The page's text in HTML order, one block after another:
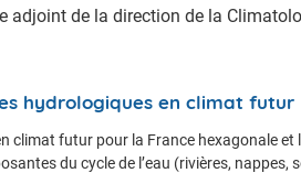
adjoint de la direction de la
hydrologiques en climat futur
climat futur pour la France hexagonale et
du cycle de l’eau (rivières, nappes,